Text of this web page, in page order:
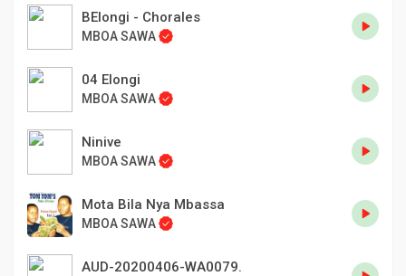
BElongi - Chorales
MBOA SAWA
04 Elongi
MBOA SAWA
Ninive
MBOA SAWA
Mota Bila Nya Mbassa
MBOA SAWA
AUD-20200406-WA0079.